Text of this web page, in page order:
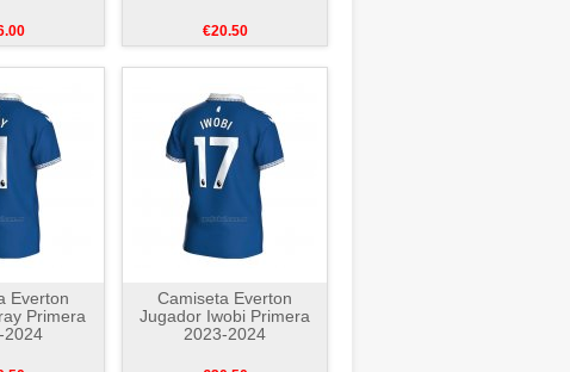
€20.50
Everton
Primera
2024
Camiseta Everton
Jugador Iwobi Primera
2023-2024